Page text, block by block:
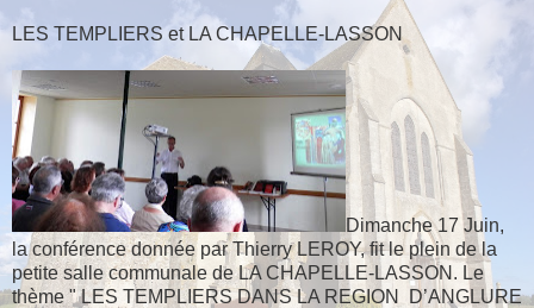
LES TEMPLIERS et LA CHAPELLE-LASSON
Dimanche 17 Juin,
la conférence donnée par Thierry LEROY, fit le plein de la
petite salle communale de LA CHAPELLE-LASSON. Le
thème " LES TEMPLIERS DANS LA REGION D’ANGLURE